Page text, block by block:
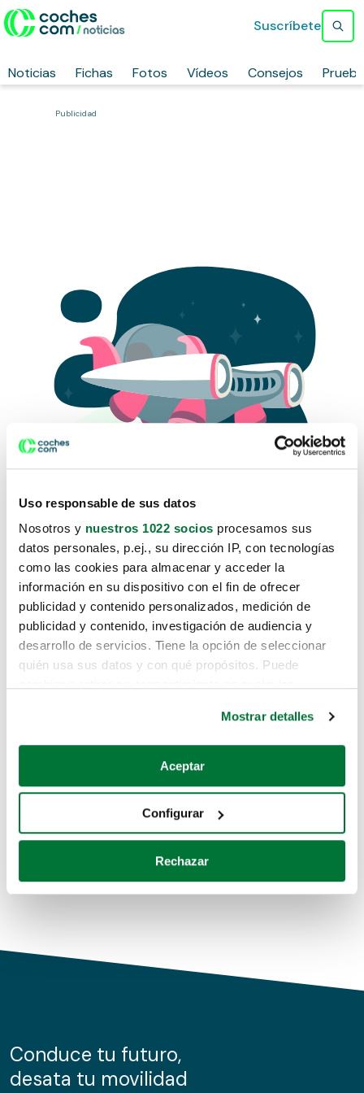
Uso responsable de sus datos
Nosotros y nuestros 1022 socios procesamos sus
datos personales, p.ej., su dirección IP, con tecnologías
como las cookies para almacenar y acceder la
información en su dispositivo con el fin de ofrecer
publicidad y contenido personalizados, medición de
publicidad y contenido, investigación de audiencia y
desarrollo de servicios. Tiene la opción de seleccionar
quién usa sus datos y con qué propósitos. Puede
Si lo permite, también quisiéramos:
Recopilar información sobre su ubicación geográfica
Identificar su dispositivo analizándolo activamente
para buscar características específicas (huellas
Obtenga más información sobre cómo se procesan sus
de cookies.
información sobre el uso que haga del sitio web con
nuestros partners de redes sociales, publicidad y análisis
Mostrar detalles
Aceptar
Configurar
Rechazar
Noticias Fichas Fotos Vídeos Consejos
Suscríbete
Publicidad
Lo sentimos, no sabemos como
te hemos traido hasta aquí.
Pero puedes encontrar el coche que estás
buscando en alguno de estos enlaces:
Coches de segunda mano
Coches de km0
Conduce tu futuro,
desata tu movilidad